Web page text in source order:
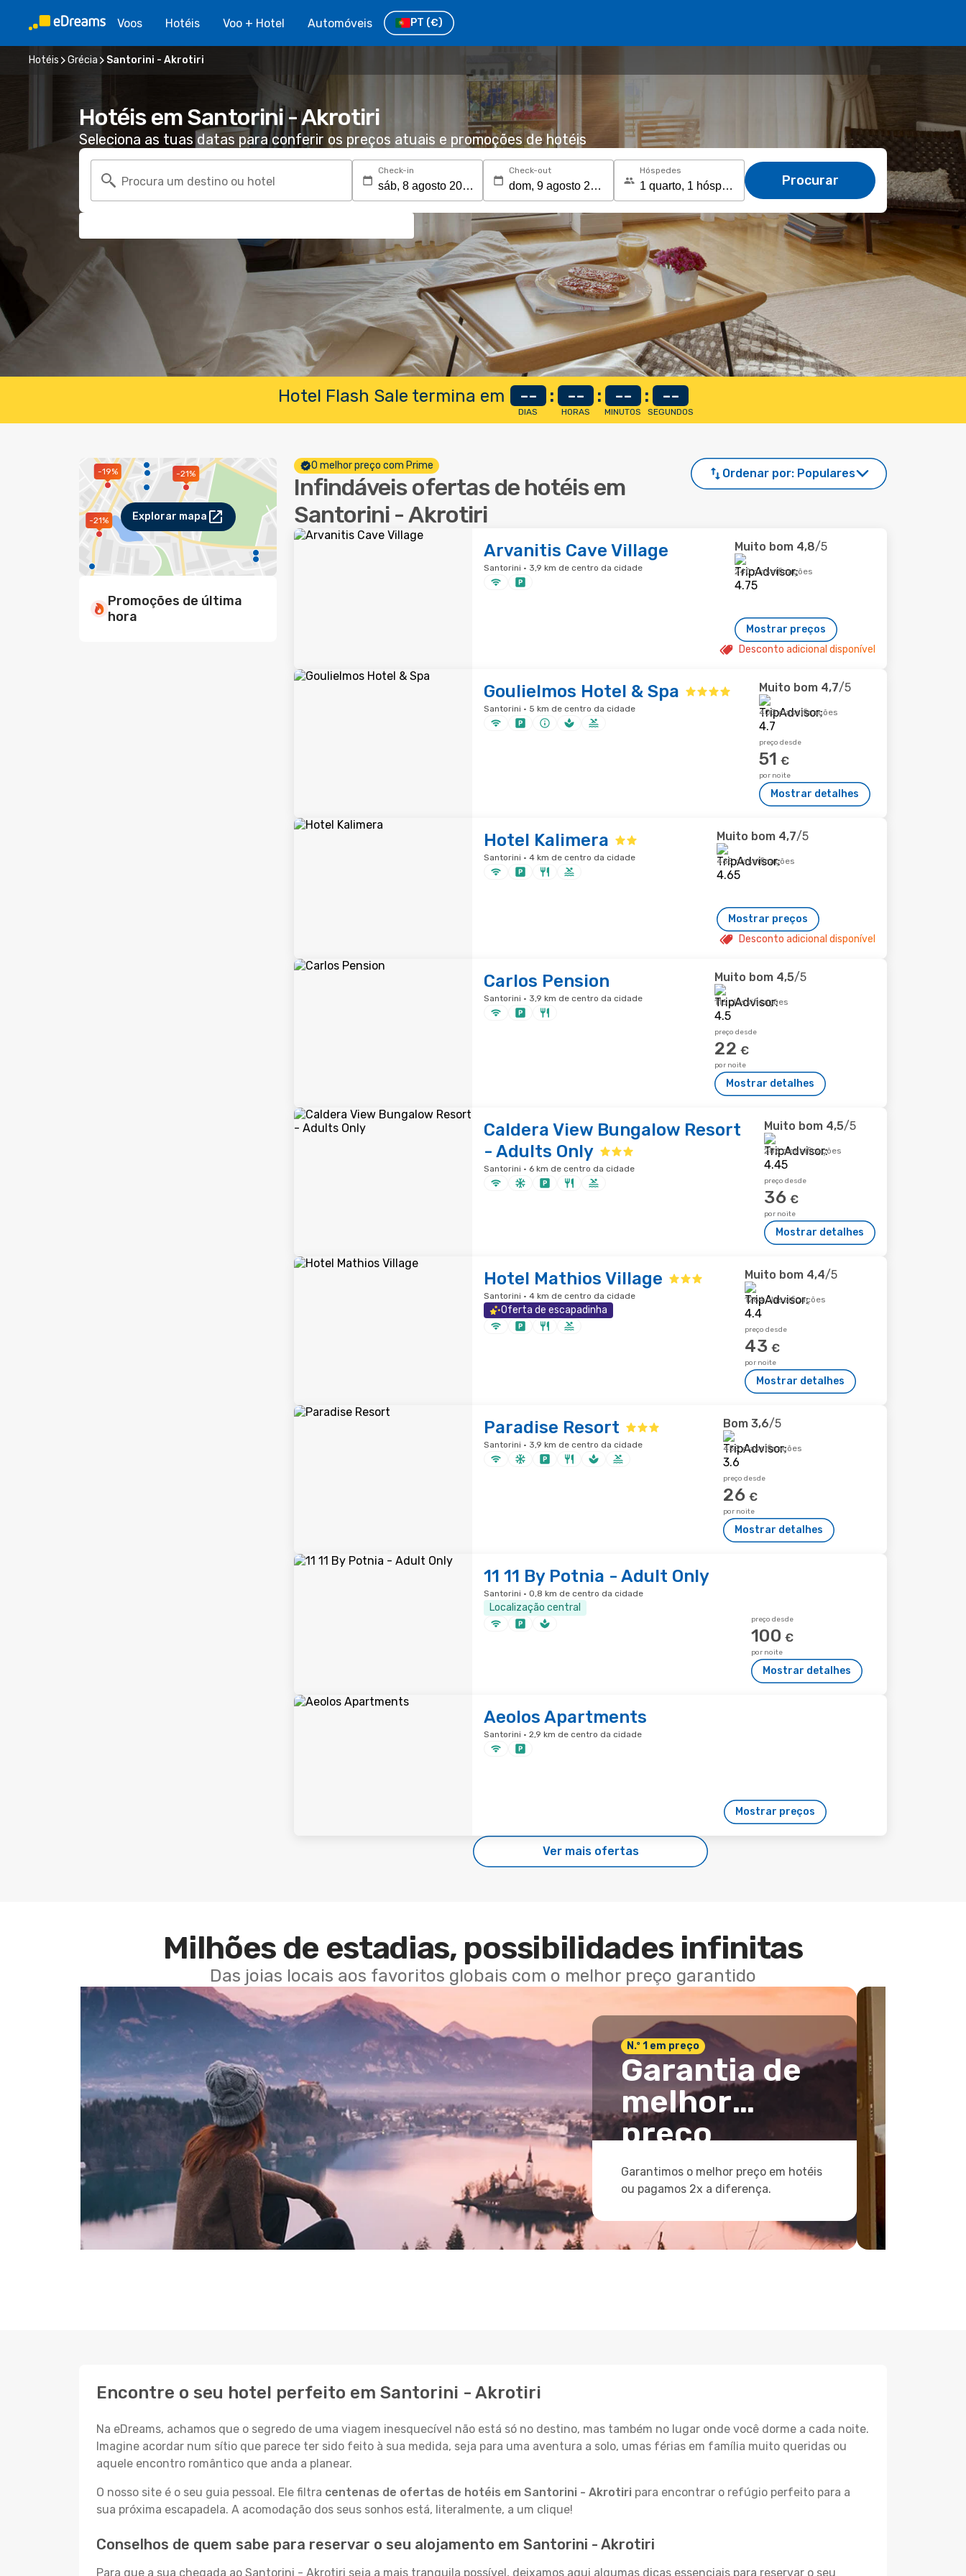
Voos Hotéis Voo + Hotel Automóveis PT (€)
Hotéis Grécia Santorini - Akrotiri
Hotéis em Santorini - Akrotiri
Seleciona as tuas datas para conferir os preços atuais e promoções de hotéis
Procura um destino ou hotel
Check-in Check-out Hóspedes
Procurar
Hotel Flash Sale termina em --
DIAS
: --
HORAS
: --
MINUTOS
: --
SEGUNDOS
-21%
-21%
-19%
Explorar mapa
Promoções de última
hora
O melhor preço com Prime
Infindáveis ofertas de hotéis em
Santorini - Akrotiri
Ordenar por: Populares
Arvanitis Cave Village
Santorini · 3,9 km de centro da cidade
Muito bom 4,8/5
240 classificações
Mostrar preços
Desconto adicional disponível
Goulielmos Hotel & Spa
Santorini · 5 km de centro da cidade
Muito bom 4,7/5
403 classificações
preço desde
51 €
por noite
Mostrar detalhes
Hotel Kalimera
Santorini · 4 km de centro da cidade
Muito bom 4,7/5
465 classificações
Mostrar preços
Desconto adicional disponível
Carlos Pension
Santorini · 3,9 km de centro da cidade
Muito bom 4,5/5
116 classificações
preço desde
22 €
por noite
Mostrar detalhes
Caldera View Bungalow Resort
- Adults Only
Santorini · 6 km de centro da cidade
Muito bom 4,5/5
286 classificações
preço desde
36 €
por noite
Mostrar detalhes
Hotel Mathios Village
Santorini · 4 km de centro da cidade
Oferta de escapadinha
Muito bom 4,4/5
1264 classificações
preço desde
43 €
por noite
Mostrar detalhes
Paradise Resort
Santorini · 3,9 km de centro da cidade
Bom 3,6/5
459 classificações
preço desde
26 €
por noite
Mostrar detalhes
11 11 By Potnia - Adult Only
Santorini · 0,8 km de centro da cidade
Localização central
preço desde
100 €
por noite
Mostrar detalhes
Aeolos Apartments
Santorini · 2,9 km de centro da cidade
Mostrar preços
Ver mais ofertas
Milhões de estadias, possibilidades infinitas
Das joias locais aos favoritos globais com o melhor preço garantido
N.º 1 em preço
Garantia de
melhor
preço
Garantimos o melhor preço em hotéis
ou pagamos 2x a diferença.
Encontre o seu hotel perfeito em Santorini - Akrotiri
Na eDreams, achamos que o segredo de uma viagem inesquecível não está só no destino, mas também no lugar onde você dorme a cada noite.
Imagine acordar num sítio que parece ter sido feito à sua medida, seja para uma aventura a solo, umas férias em família muito queridas ou
aquele encontro romântico que anda a planear.
O nosso site é o seu guia pessoal. Ele filtra centenas de ofertas de hotéis em Santorini - Akrotiri para encontrar o refúgio perfeito para a
sua próxima escapadela. A acomodação dos seus sonhos está, literalmente, a um clique!
Conselhos de quem sabe para reservar o seu alojamento em Santorini - Akrotiri
Para que a sua chegada ao Santorini - Akrotiri seja a mais tranquila possível, deixamos aqui algumas dicas essenciais para reservar o seu